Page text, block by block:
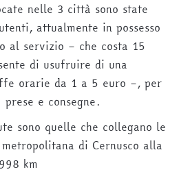
nelle 3 città sono state
attualmente in possesso
al servizio – che costa 15
di usufruire di una
orarie da 1 a 5 euro –, per
e consegne.
sono quelle che collegano le
di Cernusco alla
km